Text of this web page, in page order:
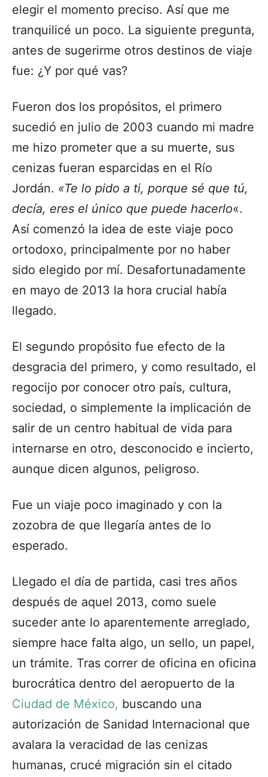
elegir el momento preciso. Así que me
tranquilicé un poco. La siguiente pregunta,
antes de sugerirme otros destinos de viaje
fue: ¿Y por qué vas?
Fueron dos los propósitos, el primero
sucedió en julio de 2003 cuando mi madre
me hizo prometer que a su muerte, sus
cenizas fueran esparcidas en el Río
Jordán. «Te lo pido a ti, porque sé que tú,
decía, eres el único que puede hacerlo«.
Así comenzó la idea de este viaje poco
ortodoxo, principalmente por no haber
sido elegido por mí. Desafortunadamente
en mayo de 2013 la hora crucial había
llegado.
El segundo propósito fue efecto de la
desgracia del primero, y como resultado, el
regocijo por conocer otro país, cultura,
sociedad, o simplemente la implicación de
salir de un centro habitual de vida para
internarse en otro, desconocido e incierto,
aunque dicen algunos, peligroso.
Fue un viaje poco imaginado y con la
zozobra de que llegaría antes de lo
esperado.
Llegado el día de partida, casi tres años
después de aquel 2013, como suele
suceder ante lo aparentemente arreglado,
siempre hace falta algo, un sello, un papel,
un trámite. Tras correr de oficina en oficina
burocrática dentro del aeropuerto de la
Ciudad de México, buscando una
autorización de Sanidad Internacional que
avalara la veracidad de las cenizas
humanas, crucé migración sin el citado